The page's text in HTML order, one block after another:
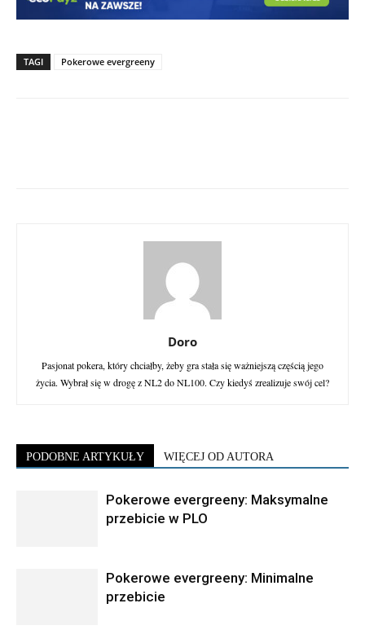
TAGI Pokerowe evergreeny
Doro
Pasjonat pokera, który chciałby, żeby gra stała się ważniejszą częścią jego
życia. Wybrał się w drogę z NL2 do NL100. Czy kiedyś zrealizuje swój cel?
PODOBNE ARTYKUŁY WIĘCEJ OD AUTORA
Pokerowe evergreeny: Maksymalne
przebicie w PLO
Pokerowe evergreeny: Minimalne
przebicie